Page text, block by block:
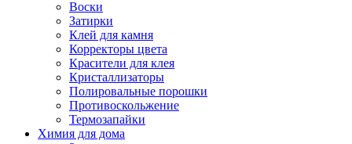
Воски
Затирки
Клей для камня
Корректоры цвета
Красители для клея
Кристаллизаторы
Полировальные порошки
Противоскольжение
Термозапайки
Химия для дома